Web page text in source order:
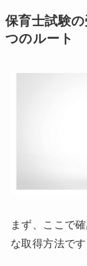
保育士試験
つのルート
まず、ここで
な取得方法です